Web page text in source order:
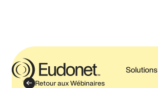
Solutions
Retour aux Wébinaires